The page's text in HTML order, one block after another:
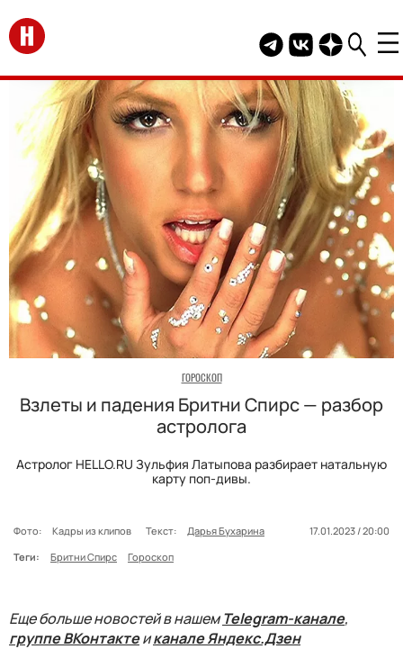
Перейти на главную
Telegram канал
Группа HELLO
Канал
ГОРОСКОП
Взлеты и падения Бритни Спирc — разбор
астролога
Астролог HELLO.RU Зульфия Латыпова разбирает натальную
карту поп-дивы.
Фото: Кадры из клипов Текст: Дарья Бухарина
17.01.2023 / 20:00
Теги:
Бритни Спирс Гороскоп
Еще больше новостей в нашемTelegram-канале,
группе ВКонтактеиканале Яндекс.Дзен